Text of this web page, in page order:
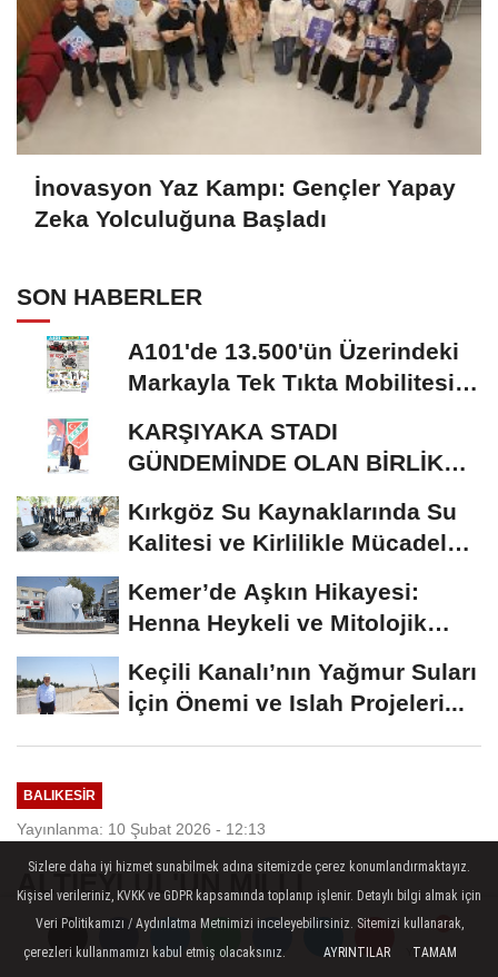
Yorumlar
Yorumlar
Yorumlar
İnovasyon Yaz Kampı: Gençler Yapay
Zeka Yolculuğuna Başladı
SON HABERLER
A101'de 13.500'ün Üzerindeki
Markayla Tek Tıkta Mobilitesi
KARŞIYAKA STADI
GÜNDEMİNDE OLAN BİRLİK
Kırkgöz Su Kaynaklarında Su
Kalitesi ve Kirlilikle Mücadele:
Kemer’de Aşkın Hikayesi:
Henna Heykeli ve Mitolojik
Keçili Kanalı’nın Yağmur Suları
İçin Önemi ve Islah Projeleri...
BALIKESIR
Yayınlanma: 10 Şubat 2026 - 12:13
ALTIEYLÜL'ÜN MİLLİ
SPORCUSUNUN HEDEFİ
TÜRKİYE ŞAMPİYONLUĞU
Yorumlar
Sizlere daha iyi hizmet sunabilmek adına sitemizde çerez konumlandırmaktayız.
Kişisel verileriniz, KVKK ve GDPR kapsamında toplanıp işlenir. Detaylı bilgi almak için
Veri Politikamızı / Aydınlatma Metnimizi inceleyebilirsiniz. Sitemizi kullanarak,
çerezleri kullanmamızı kabul etmiş olacaksınız.
AYRINTILAR TAMAM